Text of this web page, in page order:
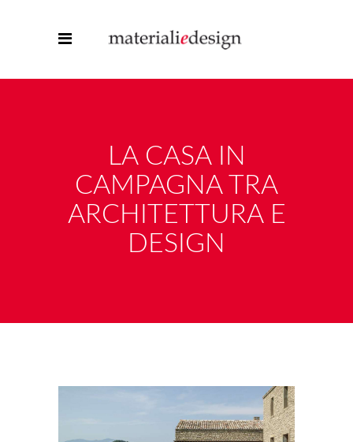
LA CASA IN
CAMPAGNA TRA
ARCHITETTURA E
DESIGN